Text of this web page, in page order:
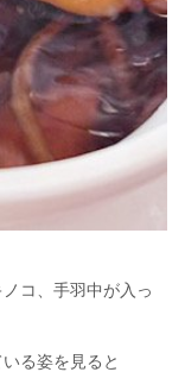
コ、手羽中が入っ
る姿を見ると